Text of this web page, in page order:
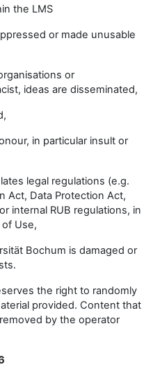
the LMS
or made unusable
or
ideas are disseminated,
in particular insult or
legal regulations (e.g.
Act, Data Protection Act,
internal RUB regulations, in
Use,
Bochum is damaged or
the right to randomly
provided. Content that
by the operator